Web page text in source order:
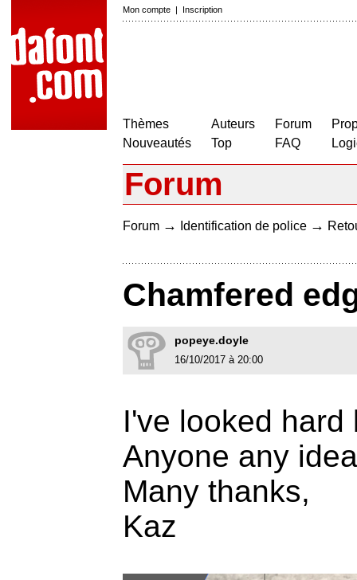
Mon compte | Inscription
Thèmes
Nouveautés
Auteurs
Top
Forum
FAQ
Forum
Forum → Identification de police →
Chamfered
popeye.doyle
16/10/2017 à 20:00
I've looked
Anyone any
Many thanks,
Kaz